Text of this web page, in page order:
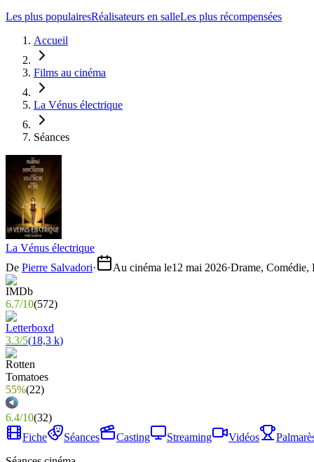
Les plus populairesRéalisateurs en salleLes plus récompensées
Accueil
Films au cinéma
La Vénus électrique
Séances
La Vénus électrique
De Pierre Salvadori· Au cinéma le12 mai 2026·Drame, Comédie,
6.7/10(572)
3.3/5(18,3 k)
55%(22)
6.4/10(32)
Fiche
Séances Casting Streaming Vidéos